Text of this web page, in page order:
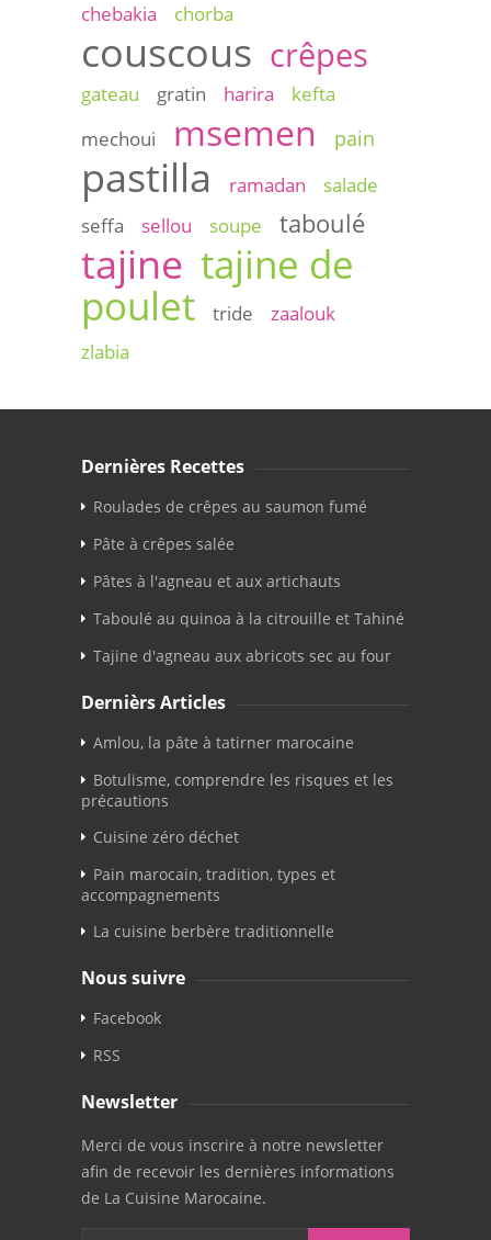
chebakia
chorba
couscous crêpes
gateau gratin harira
kefta
mechoui
msemen pain
pastilla ramadan
salade
seffa
sellou soupe taboulé
tajine tajine de
poulet
tride
zaalouk
zlabia
Dernières Recettes
Roulades de crêpes au saumon fumé
Pâte à crêpes salée
Pâtes à l'agneau et aux artichauts
Taboulé au quinoa à la citrouille et Tahiné
Tajine d'agneau aux abricots sec au four
Dernièrs Articles
Amlou, la pâte à tatirner marocaine
Botulisme, comprendre les risques et les
précautions
Cuisine zéro déchet
Pain marocain, tradition, types et
accompagnements
La cuisine berbère traditionnelle
Nous suivre
Facebook
RSS
Newsletter
Merci de vous inscrire à notre newsletter
afin de recevoir les dernières informations
de La Cuisine Marocaine.